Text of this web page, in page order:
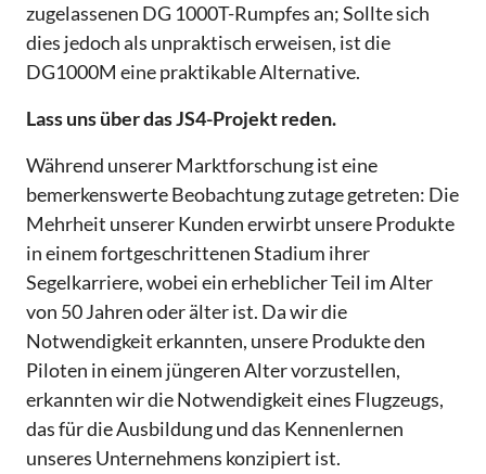
zugelassenen DG 1000T-Rumpfes an; Sollte sich
dies jedoch als unpraktisch erweisen, ist die
DG1000M eine praktikable Alternative.
Lass uns über das JS4-Projekt reden.
Während unserer Marktforschung ist eine
bemerkenswerte Beobachtung zutage getreten: Die
Mehrheit unserer Kunden erwirbt unsere Produkte
in einem fortgeschrittenen Stadium ihrer
Segelkarriere, wobei ein erheblicher Teil im Alter
von 50 Jahren oder älter ist. Da wir die
Notwendigkeit erkannten, unsere Produkte den
Piloten in einem jüngeren Alter vorzustellen,
erkannten wir die Notwendigkeit eines Flugzeugs,
das für die Ausbildung und das Kennenlernen
unseres Unternehmens konzipiert ist.